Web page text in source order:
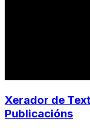
Xerador de
Publicacións